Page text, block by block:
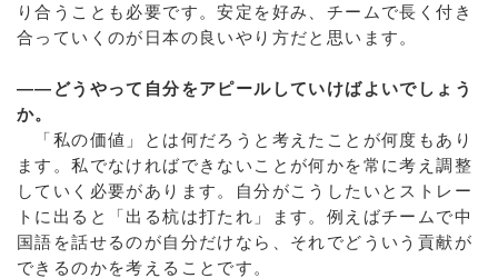
り合うことも必要です。安定を好み、チームで長く付き
合っていくのが日本の良いやり方だと思います。
――どうやって自分をアピールしていけばよいでしょう
か。
「私の価値」とは何だろうと考えたことが何度もあり
ます。私でなければできないことが何かを常に考え調整
していく必要があります。自分がこうしたいとストレー
トに出ると「出る杭は打たれ」ます。例えばチームで中
国語を話せるのが自分だけなら、それでどういう貢献が
できるのかを考えることです。